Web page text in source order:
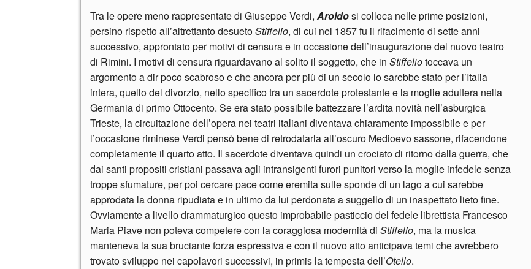
Tra le opere meno rappresentate di Giuseppe Verdi, Aroldosi colloca nelle prime posizioni,
persino rispetto all’altrettanto desuetoStiffelio, di cui nel 1857 fu il rifacimento di sette anni
successivo, approntato per motivi di censura e in occasione dell’inaugurazione del nuovo teatro
di Rimini. I motivi di censura riguardavano al solito il soggetto, che in Stiffeliotoccava un
argomento a dir poco scabroso e che ancora per più di un secolo lo sarebbe stato per l’Italia
intera, quello del divorzio, nello specifico tra un sacerdote protestante e la moglie adultera nella
Germania di primo Ottocento. Se era stato possibile battezzare l’ardita novità nell’asburgica
Trieste, la circuitazione dell’opera nei teatri italiani diventava chiaramente impossibile e per
l’occasione riminese Verdi pensò bene di retrodatarla all’oscuro Medioevo sassone, rifacendone
completamente il quarto atto. Il sacerdote diventava quindi un crociato di ritorno dalla guerra, che
dai santi propositi cristiani passava agli intransigenti furori punitori verso la moglie infedele senza
troppe sfumature, per poi cercare pace come eremita sulle sponde di un lago a cui sarebbe
approdata la donna ripudiata e in ultimo da lui perdonata a suggello di un inaspettato lieto fine.
Ovviamente a livello drammaturgico questo improbabile pasticcio del fedele librettista Francesco
Maria Piave non poteva competere con la coraggiosa modernità di Stiffelio, ma la musica
manteneva la sua bruciante forza espressiva e con il nuovo atto anticipava temi che avrebbero
trovato sviluppo nei capolavori successivi, in primis la tempesta dell’Otello.